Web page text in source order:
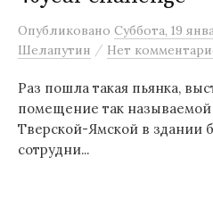
м
у
Опубликовано Суббота, 19
Шелапутин / Нет
Раз пошла такая пьянка,
помещение так
Тверской-Ямской в здании
сотрудни...